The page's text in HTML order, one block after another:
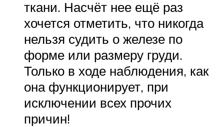
ткани. Насчёт нее ещё раз
хочется отметить, что никогда
нельзя судить о железе по
форме или размеру груди.
Только в ходе наблюдения, как
она функционирует, при
исключении всех прочих
причин!